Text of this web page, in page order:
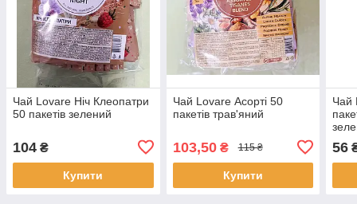
Чай Lovare Ніч Клеопатри
50 пакетів зелений
104 ₴
Купити
Чай Lovare Асорті 50
пакетів трав'яний
103,50₴ 115 ₴
Купити
Чай
56